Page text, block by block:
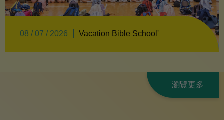
08 / 07 / 2026 Vacation Bible School'
瀏覽更多